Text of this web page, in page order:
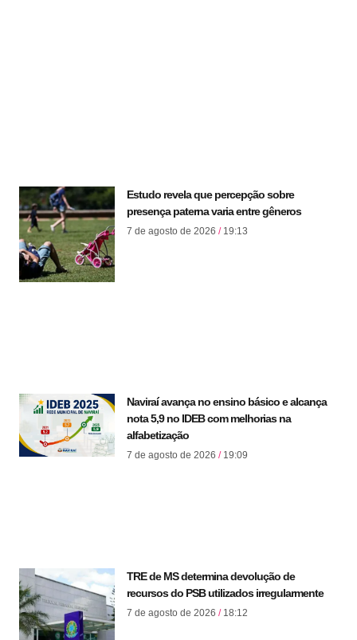
Estudo revela que percepção sobre
presença paterna varia entre gêneros
7 de agosto de 2026 19:13
Naviraí avança no ensino básico e alcança
nota 5,9 no IDEB com melhorias na
alfabetização
7 de agosto de 2026 19:09
TRE de MS determina devolução de
recursos do PSB utilizados irregularmente
7 de agosto de 2026 18:12